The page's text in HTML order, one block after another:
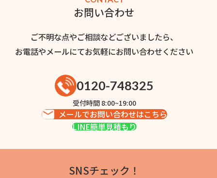
お問い合わせ
ご不明な点やご相談などございましたら、
お電話やメールにてお気軽にお問い合わせください
0120-748325
受付時間 8:00~19:00
メールでお問い合わせはこちら
LINE簡単見積もり
SNSチェック！